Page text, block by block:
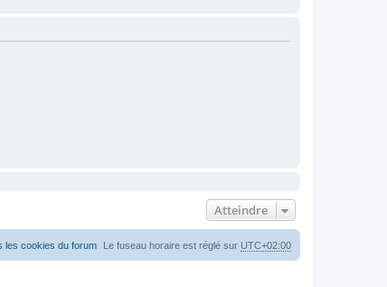
Atteindre
Le fuseau horaire est réglé sur UTC+02:00
les cookies du forum